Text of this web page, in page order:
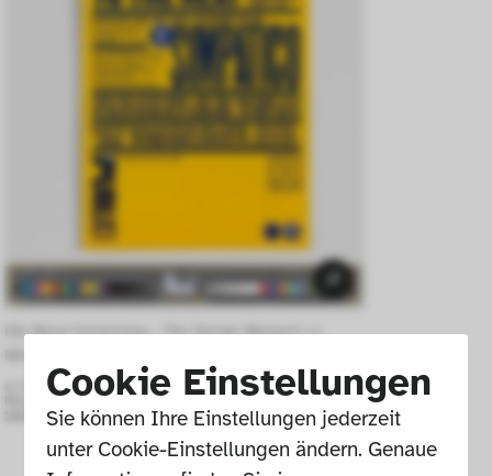
Cookie Einstellungen
Sie können Ihre Einstellungen jederzeit
unter Cookie-Einstellungen ändern. Genaue
Die Neue Sammlung – The Design Museum (J.
© For viewing only, not for further use.
More information at: www.die-neue-
sammlung.de/en/collection-online/